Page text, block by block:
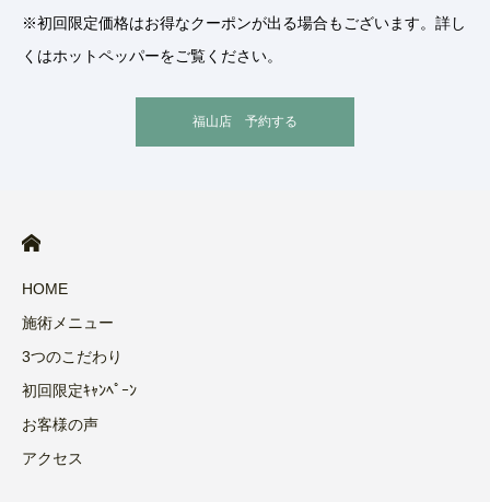
※初回限定価格はお得なクーポンが出る場合もございます。詳し
くはホットペッパーをご覧ください。
福山店 予約する
HOME
施術メニュー
3つのこだわり
初回限定ｷｬﾝﾍﾟｰﾝ
お客様の声
アクセス